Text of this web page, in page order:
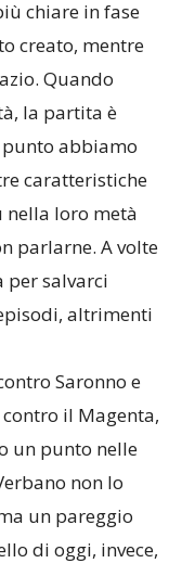
Pierluigi
chiare in fase
creato, mentre
Quando
la partita è
abbiamo
caratteristiche
loro metà
parlarne. A volte
per salvarci
altrimenti
Saronno e
il Magenta,
punto nelle
non lo
un pareggio